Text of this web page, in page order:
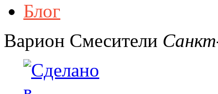
Блог
Варион Смесители